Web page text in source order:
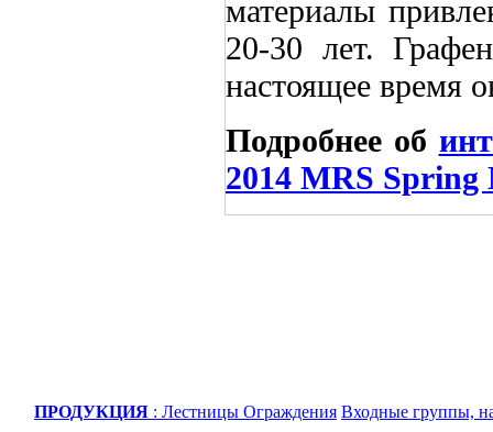
материалы
20-30 лет.
настоящее время
Подробнее об
2014 MRS Spring
ПРОДУКЦИЯ : Лестницы Ограждения Входные группы,